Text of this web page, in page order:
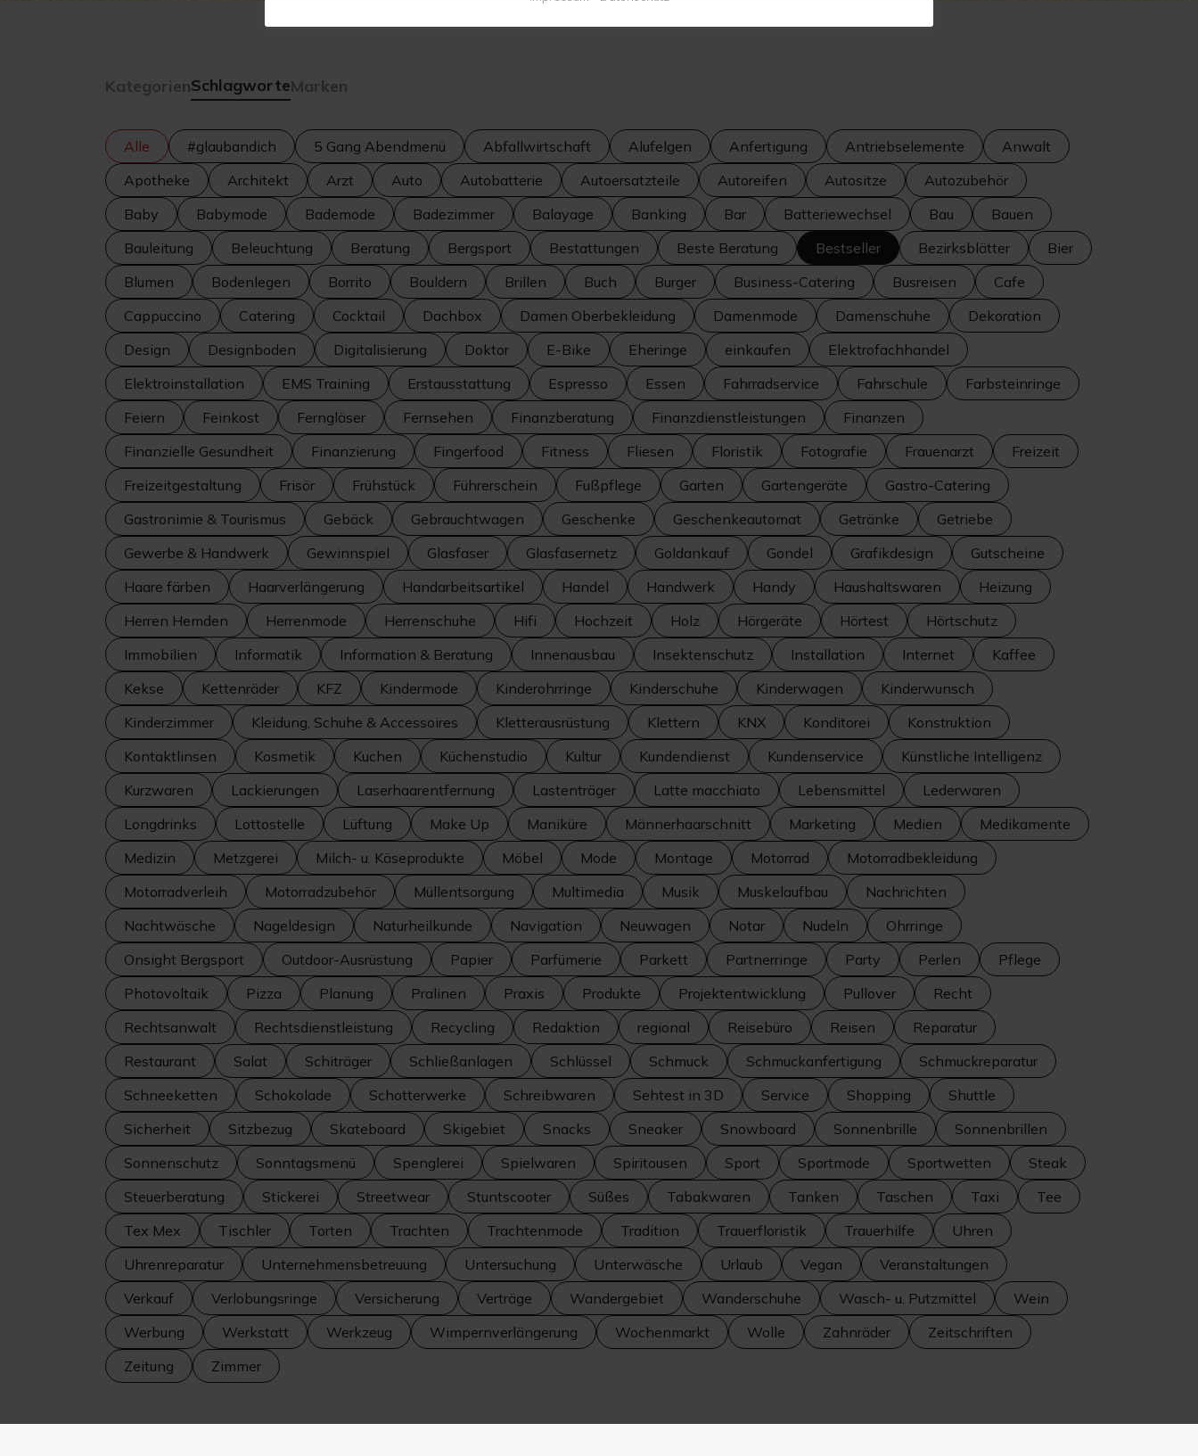
KategorienSchlagworteMarken
Alle #glaubandich 5 Gang Abendmenü Abfallwirtschaft Alufelgen Anfertigung Antriebselemente
Anwalt
Apotheke
Architekt Arzt Auto Autobatterie Autoersatzteile Autoreifen Autositze
Autozubehör
Baby
Babymode Bademode Badezimmer Balayage Banking Bar Batteriewechsel Bau
Bauen
Bauleitung
Beleuchtung Beratung Bergsport Bestattungen Beste Beratung Bestseller Bezirksblätter
Bier
Blumen
Bodenlegen Borrito Bouldern Brillen Buch Burger Business-Catering Busreisen
Cafe
Cappuccino
Catering Cocktail Dachbox Damen Oberbekleidung Damenmode Damenschuhe
Dekoration
Design
Designboden Digitalisierung Doktor E-Bike Eheringe einkaufen
Elektrofachhandel
Elektroinstallation
EMS Training Erstausstattung Espresso Essen Fahrradservice Fahrschule
Farbsteinringe
Feiern
Feinkost Ferngläser Fernsehen Finanzberatung Finanzdienstleistungen
Finanzen
Finanzielle Gesundheit
Finanzierung Fingerfood Fitness Fliesen Floristik Fotografie Frauenarzt
Freizeit
Freizeitgestaltung
Frisör Frühstück Führerschein Fußpflege Garten Gartengeräte
Gastro-Catering
Gastronimie & Tourismus
Gebäck Gebrauchtwagen Geschenke Geschenkeautomat Getränke
Getriebe
Gewerbe & Handwerk
Gewinnspiel Glasfaser Glasfasernetz Goldankauf Gondel Grafikdesign
Gutscheine
Haare färben
Haarverlängerung Handarbeitsartikel Handel Handwerk Handy Haushaltswaren
Heizung
Herren Hemden
Herrenmode Herrenschuhe Hifi Hochzeit Holz Hörgeräte Hörtest
Hörtschutz
Immobilien
Informatik Information & Beratung Innenausbau Insektenschutz Installation Internet
Kaffee
Kekse
Kettenräder KFZ Kindermode Kinderohrringe Kinderschuhe Kinderwagen
Kinderwunsch
Kinderzimmer
Kleidung, Schuhe & Accessoires Kletterausrüstung Klettern KNX Konditorei
Konstruktion
Kontaktlinsen
Kosmetik Kuchen Küchenstudio Kultur Kundendienst Kundenservice
Künstliche Intelligenz
Kurzwaren
Lackierungen Laserhaarentfernung Lastenträger Latte macchiato Lebensmittel
Lederwaren
Longdrinks
Lottostelle Lüftung Make Up Maniküre Männerhaarschnitt Marketing Medien
Medikamente
Medizin
Metzgerei Milch- u. Käseprodukte Möbel Mode Montage Motorrad
Motorradbekleidung
Motorradverleih
Motorradzubehör Müllentsorgung Multimedia Musik Muskelaufbau
Nachrichten
Nachtwäsche
Nageldesign Naturheilkunde Navigation Neuwagen Notar Nudeln
Ohrringe
Onsight Bergsport
Outdoor-Ausrüstung Papier Parfümerie Parkett Partnerringe Party Perlen
Pflege
Photovoltaik
Pizza Planung Pralinen Praxis Produkte Projektentwicklung Pullover
Recht
Rechtsanwalt
Rechtsdienstleistung Recycling Redaktion regional Reisebüro Reisen
Reparatur
Restaurant
Salat Schiträger Schließanlagen Schlüssel Schmuck Schmuckanfertigung
Schmuckreparatur
Schneeketten
Schokolade Schotterwerke Schreibwaren Sehtest in 3D Service Shopping
Shuttle
Sicherheit
Sitzbezug Skateboard Skigebiet Snacks Sneaker Snowboard Sonnenbrille
Sonnenbrillen
Sonnenschutz
Sonntagsmenü Spenglerei Spielwaren Spiritousen Sport Sportmode Sportwetten
Steak
Steuerberatung
Stickerei Streetwear Stuntscooter Süßes Tabakwaren Tanken Taschen Taxi
Tee
Tex Mex
Tischler Torten Trachten Trachtenmode Tradition Trauerfloristik Trauerhilfe
Uhren
Uhrenreparatur
Unternehmensbetreuung Untersuchung Unterwäsche Urlaub Vegan
Veranstaltungen
Verkauf
Verlobungsringe Versicherung Verträge Wandergebiet Wanderschuhe Wasch- u. Putzmittel
Wein
Werbung
Werkstatt Werkzeug Wimpernverlängerung Wochenmarkt Wolle Zahnräder
Zeitschriften
Zeitung
Zimmer